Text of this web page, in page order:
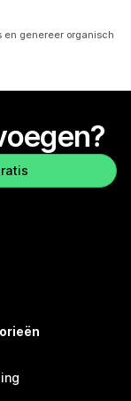
en genereer organisch